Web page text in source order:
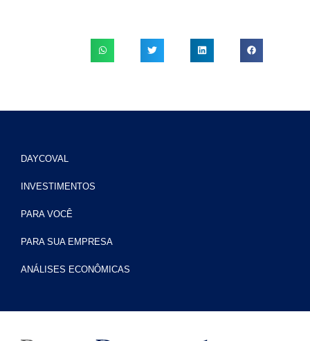
DAYCOVAL
INVESTIMENTOS
PARA VOCÊ
PARA SUA EMPRESA
ANÁLISES ECONÔMICAS